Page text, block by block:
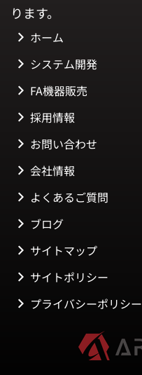
ります。
ホーム
システム開発
FA機器販売
採用情報
お問い合わせ
会社情報
よくあるご質問
ブログ
サイトマップ
サイトポリシー
プライバシーポリシー